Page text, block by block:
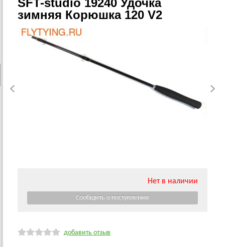
SFT-studio 19240 Удочка
зимняя Корюшка 120 V2
Нет в наличии
добавить отзыв